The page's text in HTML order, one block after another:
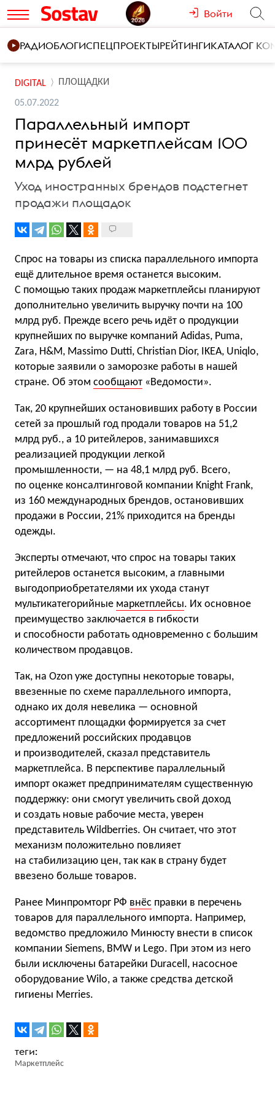
Войти
РАДИОБЛОГИСПЕЦПРОЕКТЫРЕЙТИНГИКАТАЛОГ
DIGITAL ПЛОЩАДКИ
05.07.2022
Параллельный импорт
принесёт маркетплейсам 100
млрд рублей
Уход иностранных брендов подстегнет
продажи площадок
Спрос на товары из списка параллельного импорта
ещё длительное время останется высоким.
С помощью таких продаж маркетплейсы планируют
дополнительно увеличить выручку почти на 100
млрд руб. Прежде всего речь идёт о продукции
крупнейших по выручке компаний Adidas, Puma,
Zara, H&M, Massimo Dutti, Christian Dior, IKEA, Uniqlo,
которые заявили о заморозке работы в нашей
стране. Об этом сообщают «Ведомости».
Так, 20 крупнейших остановивших работу в России
сетей за прошлый год продали товаров на 51,2
млрд руб., а 10 ритейлеров, занимавшихся
реализацией продукции легкой
промышленности, — на 48,1 млрд руб. Всего,
по оценке консалтинговой компании Knight Frank,
из 160 международных брендов, остановивших
продажи в России, 21% приходится на бренды
одежды.
Эксперты отмечают, что спрос на товары таких
ритейлеров останется высоким, а главными
выгодоприобретателями их ухода станут
мультикатегорийные маркетплейсы. Их основное
преимущество заключается в гибкости
и способности работать одновременно с большим
количеством продавцов.
Так, на Ozon уже доступны некоторые товары,
ввезенные по схеме параллельного импорта,
однако их доля невелика — основной
ассортимент площадки формируется за счет
предложений российских продавцов
и производителей, сказал представитель
маркетплейса. В перспективе параллельный
импорт окажет предпринимателям существенную
поддержку: они смогут увеличить свой доход
и создать новые рабочие места, уверен
представитель Wildberries. Он считает, что этот
механизм положительно повлияет
на стабилизацию цен, так как в страну будет
ввезено больше товаров.
Ранее Минпромторг РФ внёс правки в перечень
товаров для параллельного импорта. Например,
ведомство предложило Минюсту внести в список
компании Siemens, BMW и Lego. При этом из него
были исключены батарейки Duracell, насосное
оборудование Wilo, а также средства детской
гигиены Merries.
Маркетплейс